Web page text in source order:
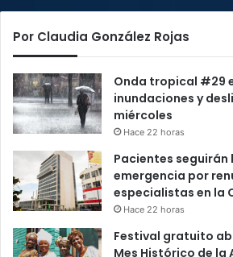
Por Claudia González Rojas
Onda tropical #29
inundaciones y
miércoles
Hace 22 horas
Pacientes
emergencia por
especialistas en la
Hace 22 horas
Festival gratuito
Mes Histórico de